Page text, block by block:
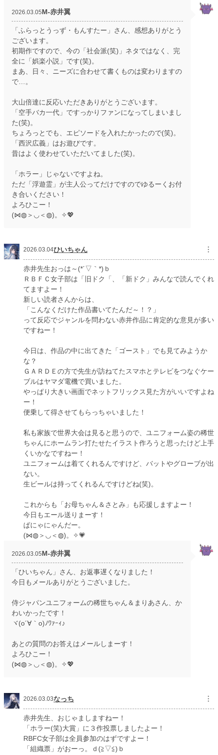
2026.03.05M‐赤井翼
「ふらっとうっず・もんすたー」さん、感想ありがとう
ございます。
初期作ですので、今の「社会派(笑)」ネタではなく、完
全に「娯楽小説」です(笑)。
まあ、日々、ニーズに合わせて書くものは変わりますの
で…。
大山倍達に反応いただきありがとうございます。
「空手バカ一代」ですっかりファンになってしまいまし
た(笑)。
ちょろっとでも、エピソードを入れたかったので(笑)。
「西沢広義」はお遊びです。
昔はよく使わせていただいてました(笑)。
「ホラー」じゃないですよね。
ただ「浮遊霊」が主人公ってだけですのでゆるーくお付
き合いください！
よろひこー！
(⋈◍＞◡＜◍)。✧💖
2026.03.04ひいちゃん ︙
赤井先生おっは～(*´▽｀*)ｂ
ＲＢＦＣ女子部は「旧ドク「、「新ドク」みんなで読んでくれ
てますよー！
新しい読者さんからは、
「こんなくだけた作品書いてたんだ～！？」
って反応でジャンルを問わない赤井作品に肯定的な意見が多い
ですねー！
今日は、作品の中に出てきた「ゴースト」でも見てみようか
な？
ＧＡＲＤＥの方で先生が訪ねてたスマホとテレビをつなぐケー
ブルはヤマダ電機で買いました。
やっぱり大きい画面でネットフリックス見た方がいいですよね
ー！
便乗して得させてもらっちゃいました！
私も家族で世界大会は見ると思うので、ユニフォーム姿の稀世
ちゃんにホームラン打たせたイラスト作ろうと思ったけど上手
くいかなですねー！
ユニフォームは着てくれるんですけど、バットやグローブが出
ない。
生ビールは持ってくれるんですけどね(笑)。
これからも「お母ちゃん＆さとみ」も応援しますよー！
今日もエール送りまーす！
ぱにゃにゃんだー。
(⋈◍＞◡＜◍)。✧💗
2026.03.05M‐赤井翼
「ひいちゃん」さん、お返事遅くなりました！
今日もメールありがとうございました。
侍ジャパンユニフォームの稀世ちゃん＆まりあさん、か
わいかったです！
ヾ(o´∀｀o)ﾉﾜｧｰｨ♪
あとの質問のお答えはメールしまーす！
よろひこー！
(⋈◍＞◡＜◍)。✧💖
2026.03.03なっち ︙
赤井先生、おじゃましますねー！
「ホラー(笑)大賞」に３作投票しましたよー！
RBFC女子部は全員参加のはずですよー！
「組織票」がおーっ。ｄ(≧▽≦)ｂ